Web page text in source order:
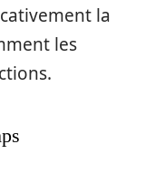
la
les